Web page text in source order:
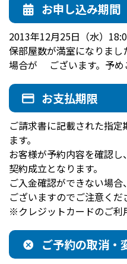
お申し込み期間
2013年12月25日（水）
保部屋数が満室になりまし
場合が ございます。予め
お支払期限
ご請求書に記載された指
ます。
お客様が予約内容を確認し
契約成立となります。
ご入金確認ができない場
ございますのでご注意くだ
※クレジットカードのご利
ご予約の取消・